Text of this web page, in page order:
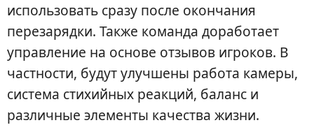
использовать сразу после окончания
перезарядки. Также команда доработает
управление на основе отзывов игроков. В
частности, будут улучшены работа камеры,
система стихийных реакций, баланс и
различные элементы качества жизни.